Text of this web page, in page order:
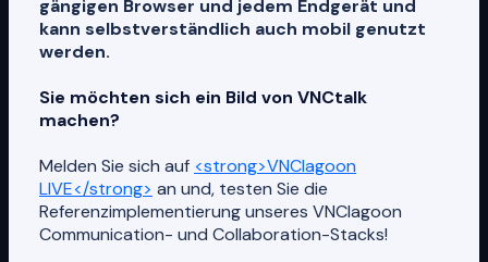
gängigen Browser und jedem Endgerät und
kann selbstverständlich auch mobil genutzt
werden.
Sie möchten sich ein Bild von VNCtalk
machen?
Melden Sie sich auf <strong>VNClagoon
LIVE</strong> an und, testen Sie die
Referenzimplementierung unseres VNClagoon
Communication- und Collaboration-Stacks!